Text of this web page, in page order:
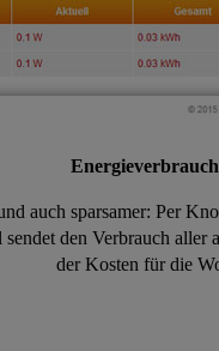
auch sparsamer: Per
den Verbrauch
der Kosten für die